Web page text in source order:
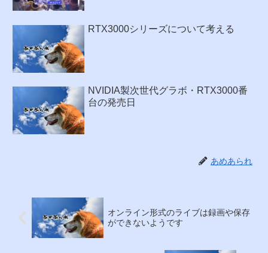
RTX3000シリーズについて考える
NVIDIA製次世代グラボ・RTX3000番
台の発売日
あめあられ
オンライン形式のライブは録画や保存
ができないようです